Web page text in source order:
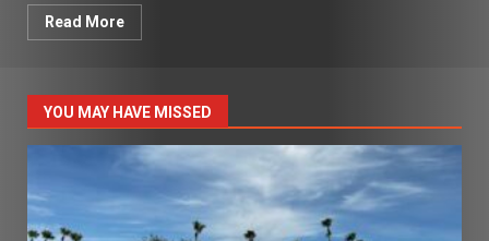
Read More
YOU MAY HAVE MISSED